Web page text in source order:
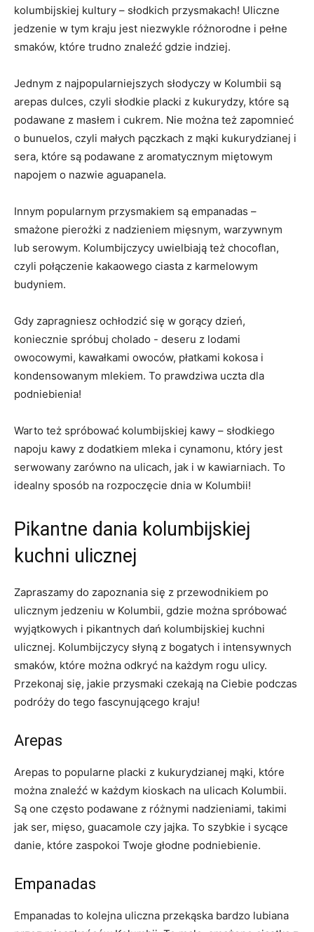
kolumbijskiej ⁤kultury – słodkich ​przysmakach! Uliczne
jedzenie w‌ tym ⁤kraju jest niezwykle różnorodne i⁣ pełne
smaków, które trudno znaleźć ⁢gdzie indziej.
Jednym ​z⁣ najpopularniejszych słodyczy w Kolumbii są
arepas ‌dulces, czyli słodkie placki z kukurydzy, ⁤które są
‍podawane z masłem i⁣ cukrem. Nie można też zapomnieć
o​ bunuelos,⁣ czyli⁢ małych ⁤pączkach z mąki kukurydzianej i
⁤sera, które są podawane z aromatycznym miętowym
napojem o nazwie aguapanela.
Innym popularnym przysmakiem są empanadas –
smażone⁤ pierożki‌ z nadzieniem mięsnym, warzywnym
lub serowym.⁢ Kolumbijczycy uwielbiają⁣ też chocoflan,
czyli połączenie⁤ kakaowego ciasta z karmelowym
budyniem.
Gdy zapragniesz ochłodzić się w gorący dzień,
koniecznie spróbuj cholado ‌- deseru z lodami
owocowymi, kawałkami ⁢owoców, płatkami kokosa⁢ i
kondensowanym mlekiem.​ To prawdziwa ⁤uczta ⁢dla
podniebienia!
Warto też spróbować kolumbijskiej⁢ kawy – słodkiego
napoju kawy z​ dodatkiem mleka i cynamonu, który jest
serwowany zarówno na ulicach, jak ‍i‍ w kawiarniach. ​To
idealny sposób na rozpoczęcie dnia w Kolumbii!
Pikantne dania kolumbijskiej
kuchni​ ulicznej
Zapraszamy do zapoznania się z przewodnikiem po
ulicznym jedzeniu w Kolumbii, gdzie można spróbować⁤
wyjątkowych⁣ i pikantnych dań kolumbijskiej kuchni
ulicznej. Kolumbijczycy słyną z bogatych​ i intensywnych
smaków, które można odkryć na każdym rogu ulicy.
Przekonaj ⁢się, jakie przysmaki​ czekają na‍ Ciebie podczas
podróży do tego fascynującego kraju!
Arepas
Arepas to popularne ⁣placki z kukurydzianej mąki, które
można znaleźć ⁣w każdym kioskach na ulicach Kolumbii.
Są one często podawane z różnymi nadzieniami, takimi
jak ser,⁤ mięso, guacamole czy jajka. To szybkie‍ i sycące
danie, które zaspokoi Twoje głodne podniebienie.
Empanadas
Empanadas to kolejna uliczna przekąska bardzo lubiana